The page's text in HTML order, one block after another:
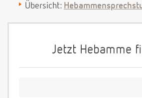
Übersicht:
Jetzt Hebamme